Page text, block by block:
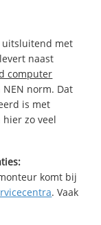
uitsluitend met
naast
computer
norm. Dat
is met
zo veel
komt bij
. Vaak